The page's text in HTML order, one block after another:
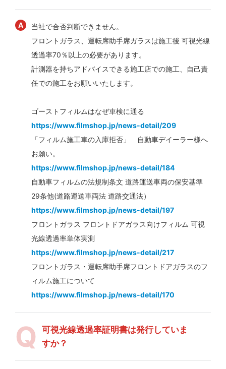
当社で合否判断できません。
フロントガラス、運転席助手席ガラスは施工後 可視光線
透過率70％以上の必要があります。
計測器を持ちアドバイスできる施工店での施工、自己責
任での施工をお願いいたします。
ゴーストフィルムはなぜ車検に通る
https://www.filmshop.jp/news-detail/209
「フィルム施工車の入庫拒否」 自動車デイーラー様へ
お願い。
https://www.filmshop.jp/news-detail/184
自動車フィルムの法規制条文 道路運送車両の保安基準
29条他(道路運送車両法 道路交通法）
https://www.filmshop.jp/news-detail/197
フロントガラス フロントドアガラス向けフィルム 可視
光線透過率単体実測
https://www.filmshop.jp/news-detail/217
フロントガラス・運転席助手席フロントドアガラスのフ
ィルム施工について
https://www.filmshop.jp/news-detail/170
可視光線透過率証明書は発行していま
すか？